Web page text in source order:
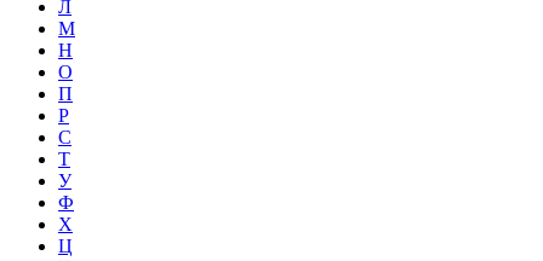
Л
М
Н
О
П
Р
С
Т
У
Ф
Х
Ц